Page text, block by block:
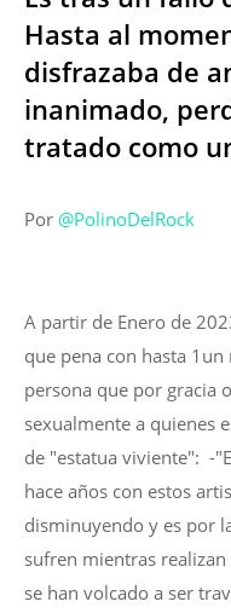
Hasta al
disfrazaba de
inanimado,
tratado como
Por @PolinoDelRock
A partir de Enero de
que pena con hasta
persona que por gracia
sexualmente a quienes
de "estatua viviente": -
hace años con estos
disminuyendo y es por
sufren mientras
se han volcado a ser